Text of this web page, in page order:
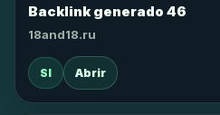
Backlink generado 46
18and18.ru
SI Abrir